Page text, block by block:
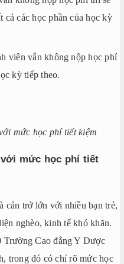
cả các học phần của học kỳ
viên vẫn không nộp học phí
kỳ tiếp theo.
mức học phí tiết kiệm
với mức học phí tiết
cản trở lớn với nhiều bạn trẻ,
nghèo, kinh tế khó khăn.
Trường Cao đẳng Y Dược
trong đó có chỉ rõ mức học